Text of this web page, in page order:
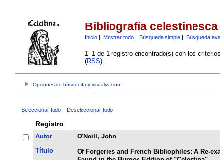
Bibliografía celestinesca
Inicio| Mostrar todo| Búsqueda simple| Búsqueda
1–1 de 1 registro encontrado(s) con los
(RSS):
Opciones de búsqueda y visualización
Seleccionar todo Deseleccionar todo
Registro
Autor
O'Neill, John
Título
Of Forgeries and French Bibliophiles: A Re-